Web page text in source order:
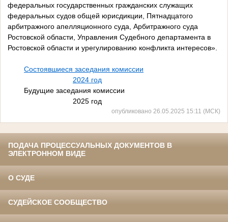
федеральных государственных гражданских служащих
федеральных судов общей юрисдикции, Пятнадцатого
арбитражного апелляционного суда, Арбитражного суда
Ростовской области, Управления Судебного департамента в
Ростовской области и урегулированию конфликта интересов».
Состоявшиеся заседания комиссии
2024 год
Будущие заседания комиссии
2025 год
опубликовано 26.05.2025 15:11 (МСК)
ПОДАЧА ПРОЦЕССУАЛЬНЫХ ДОКУМЕНТОВ В
ЭЛЕКТРОННОМ ВИДЕ
О СУДЕ
СУДЕЙСКОЕ СООБЩЕСТВО